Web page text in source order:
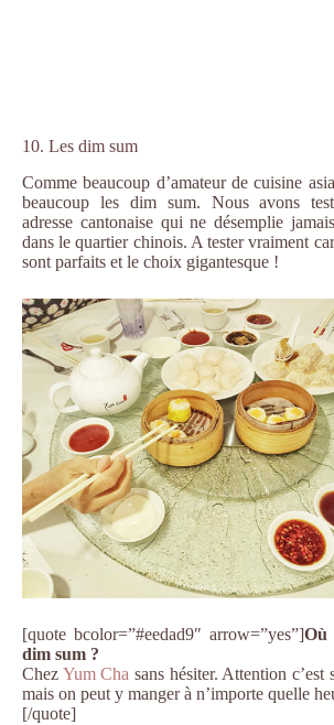
10. Les dim sum
Comme beaucoup d’amateur de cuisine
beaucoup les dim sum. Nous avons
adresse cantonaise qui ne désemplie
dans le quartier chinois. A tester vraiment
sont parfaits et le choix gigantesque !
[quote bcolor=”#eedad9″ arrow=”yes”]Où
dim sum ?
Chez Yum Cha sans hésiter. Attention c’est
mais on peut y manger à n’importe quelle
[/quote]